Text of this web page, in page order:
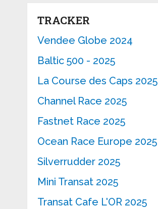
TRACKER
Vendee Globe 2024
Baltic 500 - 2025
La Course des Caps 2025
Channel Race 2025
Fastnet Race 2025
Ocean Race Europe 2025
Silverrudder 2025
Mini Transat 2025
Transat Cafe L'OR 2025